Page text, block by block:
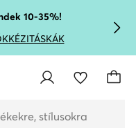
10-35%!
KÉZITÁSKÁK
stílusokra